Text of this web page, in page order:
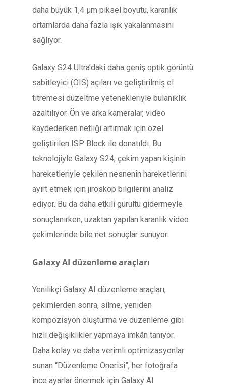
daha büyük 1,4 μm piksel boyutu, karanlık
ortamlarda daha fazla ışık yakalanmasını
sağlıyor.
Galaxy S24 Ultra’daki daha geniş optik görüntü
sabitleyici (OIS) açıları ve geliştirilmiş el
titremesi düzeltme yetenekleriyle bulanıklık
azaltılıyor. Ön ve arka kameralar, video
kaydederken netliği artırmak için özel
geliştirilen ISP Block ile donatıldı. Bu
teknolojiyle Galaxy S24, çekim yapan kişinin
hareketleriyle çekilen nesnenin hareketlerini
ayırt etmek için jiroskop bilgilerini analiz
ediyor. Bu da daha etkili gürültü gidermeyle
sonuçlanırken, uzaktan yapılan karanlık video
çekimlerinde bile net sonuçlar sunuyor.
Galaxy AI düzenleme araçları
Yenilikçi Galaxy AI düzenleme araçları,
çekimlerden sonra, silme, yeniden
kompozisyon oluşturma ve düzenleme gibi
hızlı değişiklikler yapmaya imkân tanıyor.
Daha kolay ve daha verimli optimizasyonlar
sunan “Düzenleme Önerisi”, her fotoğrafa
ince ayarlar önermek için Galaxy AI